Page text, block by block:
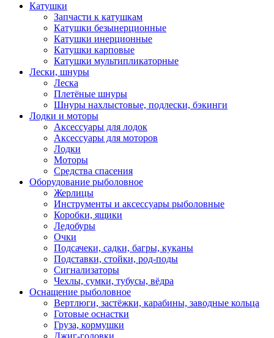
Катушки
Запчасти к катушкам
Катушки безынерционные
Катушки инерционные
Катушки карповые
Катушки мультипликаторные
Лески, шнуры
Леска
Плетёные шнуры
Шнуры нахлыстовые, подлески, бэкинги
Лодки и моторы
Аксессуары для лодок
Аксессуары для моторов
Лодки
Моторы
Средства спасения
Оборудование рыболовное
Жерлицы
Инструменты и аксессуары рыболовные
Коробки, ящики
Ледобуры
Очки
Подсачеки, садки, багры, куканы
Подставки, стойки, род-поды
Сигнализаторы
Чехлы, сумки, тубусы, вёдра
Оснащение рыболовное
Вертлюги, застёжки, карабины, заводные кольца
Готовые оснастки
Груза, кормушки
Джиг-головки